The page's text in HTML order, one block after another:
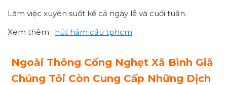
Làm việc xuyên suốt kể cả ngày lễ và cuối tuần.
Xem thêm : hút hầm cầu tphcm
Ngoài Thông Cống Nghẹt Xã Bình Giã
Chúng Tôi Còn Cung Cấp Những Dịch